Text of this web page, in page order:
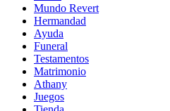
Mundo Revert
Hermandad
Ayuda
Funeral
Testamentos
Matrimonio
Athany
Juegos